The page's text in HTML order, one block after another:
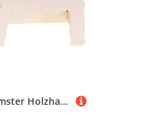
HOODANCOS Hamster Holzhaus Versteck mit Leiter Mehrzweck Schlafnest für Meerschweinchen und Goldhamster Käfigdekoration DIY Bemalbar Langlebig